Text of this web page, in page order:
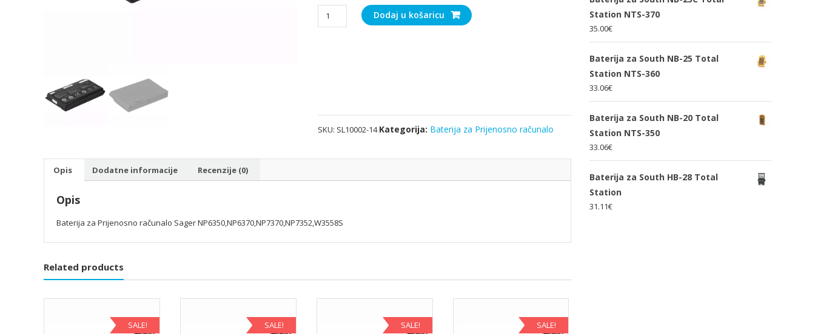
Baterija
za
Dodaj u košaricu
SKU: SL10002-14Kategorija: Baterija za Prijenosno računalo
Opis Dodatne informacije Recenzije (0)
Opis
Baterija za Prijenosno računalo Sager NP6350,NP6370,NP7370,NP7352,W3558S
Related products
SALE! SALE! SALE! SALE!
Station NTS-370
35.00€
Baterija za South NB-25 Total
Station NTS-360
33.06€
Baterija za South NB-20 Total
Station NTS-350
33.06€
Baterija za South HB-28 Total
Station
31.11€